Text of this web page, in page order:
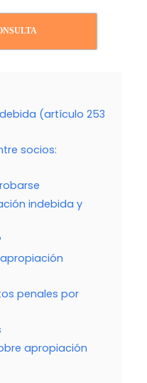
(artículo 253
socios:
indebida y
penales por
apropiación